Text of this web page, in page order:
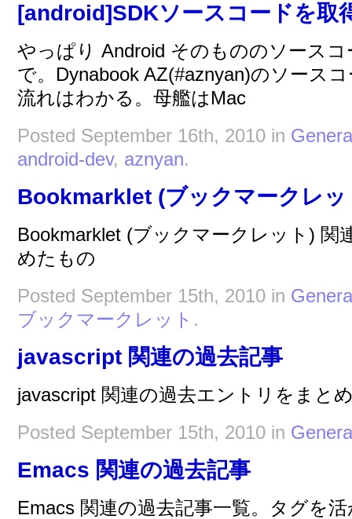
[android]SDKソースコードを取
やっぱり Android そのもののソース
で。Dynabook AZ(#aznyan)のソース
流れはわかる。母艦はMac
Posted September 16th, 2010 in
android-dev, aznyan.
Bookmarklet (ブックマークレッ
Bookmarklet (ブックマークレット) 関
めたもの
Posted September 15th, 2010 in
ブックマークレット .
javascript 関連の過去記事
javascript 関連の過去エントリをまと
Posted September 15th, 2010 in
Emacs 関連の過去記事
Emacs 関連の過去記事一覧。タグを